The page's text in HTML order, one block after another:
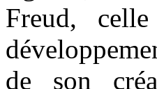
Freud,
de son